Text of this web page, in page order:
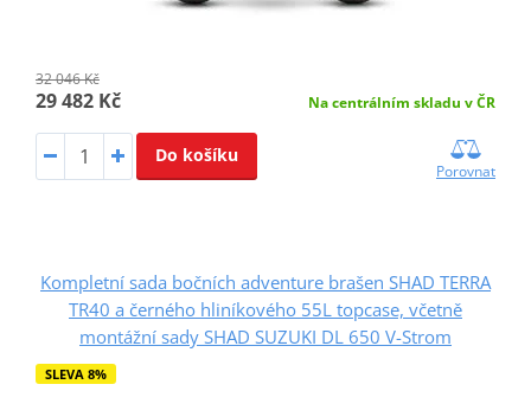
32 046 Kč
29 482 Kč Na centrálním skladu v ČR
Do košíku
Porovnat
Kompletní sada bočních adventure brašen SHAD TERRA
TR40 a černého hliníkového 55L topcase, včetně
montážní sady SHAD SUZUKI DL 650 V-Strom
SLEVA 8%